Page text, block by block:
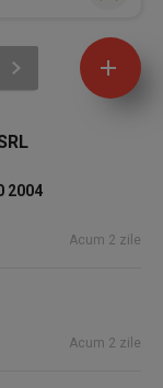
2004
Acum 2 zile
Acum 2 zile